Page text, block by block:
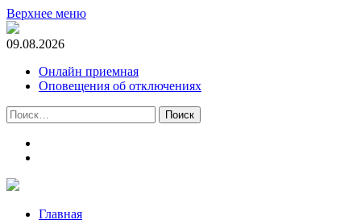
Верхнее меню
09.08.2026
Онлайн приемная
Оповещения об отключениях
Найти:
Главная